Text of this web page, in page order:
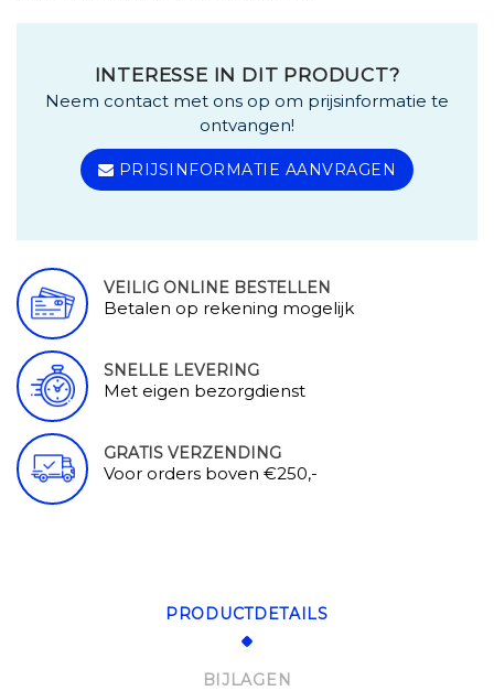
INTERESSE IN DIT PRODUCT?
Neem contact met ons op om prijsinformatie te
ontvangen!
PRIJSINFORMATIE AANVRAGEN
VEILIG ONLINE BESTELLEN
Betalen op rekening mogelijk
SNELLE LEVERING
Met eigen bezorgdienst
GRATIS VERZENDING
Voor orders boven €250,-
PRODUCTDETAILS
BIJLAGEN